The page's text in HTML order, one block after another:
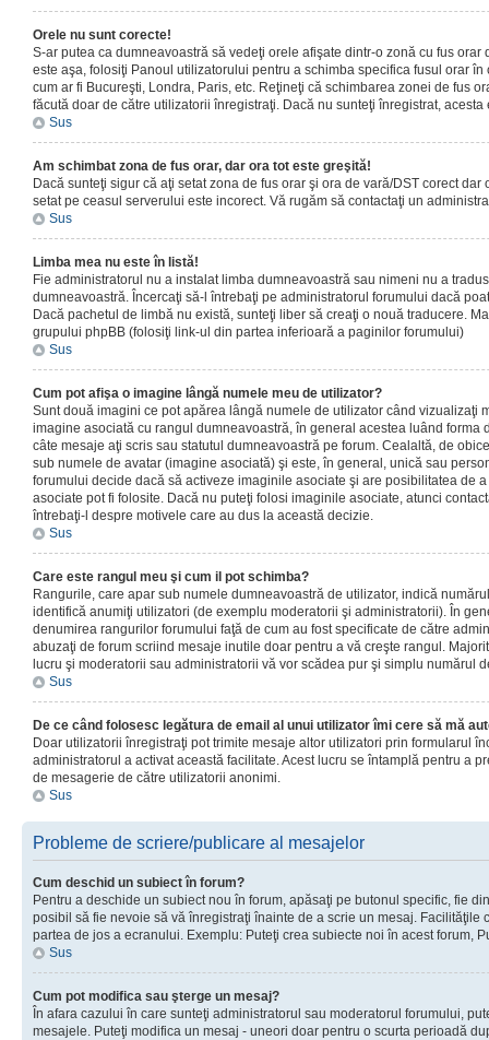
Orele nu sunt corecte!
S-ar putea ca dumneavoastră să vedeţi orele afişate dintr-o zonă cu fus orar
este aşa, folosiţi Panoul utilizatorului pentru a schimba specifica fusul orar
cum ar fi Bucureşti, Londra, Paris, etc. Reţineţi că schimbarea zonei de fus
făcută doar de către utilizatorii înregistraţi. Dacă nu sunteţi înregistrat, acesta
Sus
Am schimbat zona de fus orar, dar ora tot este greşită!
Dacă sunteţi sigur că aţi setat zona de fus orar şi ora de vară/DST corect
setat pe ceasul serverului este incorect. Vă rugăm să contactaţi un
Sus
Limba mea nu este în listă!
Fie administratorul nu a instalat limba dumneavoastră sau nimeni nu a
dumneavoastră. Încercaţi să-l întrebaţi pe administratorul forumului dacă
Dacă pachetul de limbă nu există, sunteţi liber să creaţi o nouă traducere.
grupului phpBB (folosiţi link-ul din partea inferioară a paginilor forumului)
Sus
Cum pot afişa o imagine lângă numele meu de utilizator?
Sunt două imagini ce pot apărea lângă numele de utilizator când vizualizaţi
imagine asociată cu rangul dumneavoastră, în general acestea luând forma
câte mesaje aţi scris sau statutul dumneavoastră pe forum. Cealaltă, de
sub numele de avatar (imagine asociată) şi este, în general, unică sau
forumului decide dacă să activeze imaginile asociate şi are posibilitatea de
asociate pot fi folosite. Dacă nu puteţi folosi imaginile asociate, atunci
întrebaţi-l despre motivele care au dus la această decizie.
Sus
Care este rangul meu şi cum il pot schimba?
Rangurile, care apar sub numele dumneavoastră de utilizator, indică
identifică anumiţi utilizatori (de exemplu moderatorii şi administratorii). În
denumirea rangurilor forumului faţă de cum au fost specificate de către
abuzaţi de forum scriind mesaje inutile doar pentru a vă creşte rangul.
lucru şi moderatorii sau administratorii vă vor scădea pur şi simplu numărul
Sus
De ce când folosesc legătura de email al unui utilizator îmi cere să mă
Doar utilizatorii înregistraţi pot trimite mesaje altor utilizatori prin formularul
administratorul a activat această facilitate. Acest lucru se întamplă pentru a
de mesagerie de către utilizatorii anonimi.
Sus
Probleme de scriere/publicare al mesajelor
Cum deschid un subiect în forum?
Pentru a deschide un subiect nou în forum, apăsaţi pe butonul specific, fie
posibil să fie nevoie să vă înregistraţi înainte de a scrie un mesaj. Facilităţile
partea de jos a ecranului. Exemplu: Puteţi crea subiecte noi în acest forum,
Sus
Cum pot modifica sau şterge un mesaj?
În afara cazului în care sunteţi administratorul sau moderatorul forumului,
mesajele. Puteţi modifica un mesaj - uneori doar pentru o scurta perioadă